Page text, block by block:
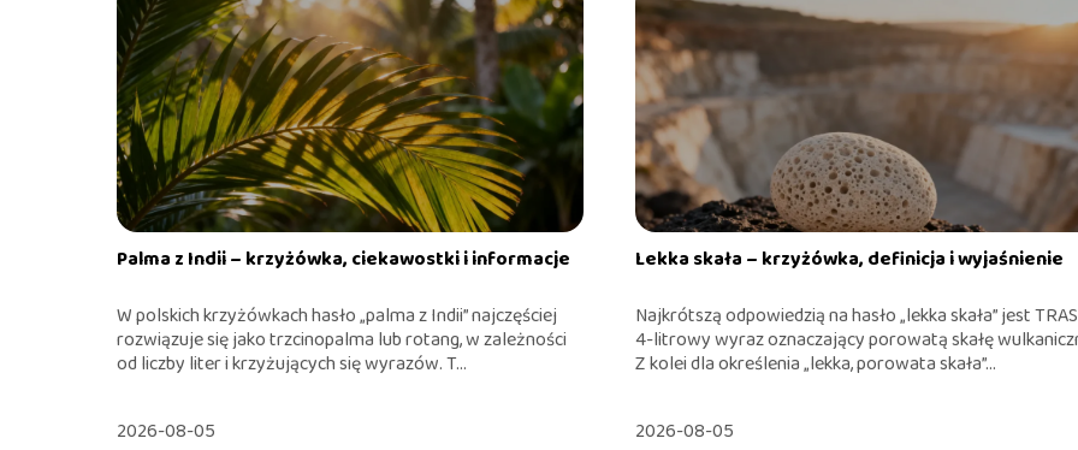
Palma z Indii – krzyżówka, ciekawostki i informacje
W polskich krzyżówkach hasło „palma z Indii” najczęściej
rozwiązuje się jako trzcinopalma lub rotang, w zależności
od liczby liter i krzyżujących się wyrazów. T...
2026-08-05
Lekka skała – krzyżówka, definicja i wyjaśnienie
Najkrótszą odpowiedzią na hasło „lekka skała” jest
4-litrowy wyraz oznaczający porowatą skałę
Z kolei dla określenia „lekka, porowata skała”...
2026-08-05